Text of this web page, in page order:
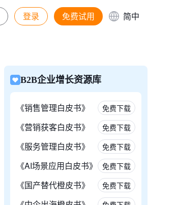
登录 免费试用 简中
B2B企业增长资源库
《销售管理白皮书》 免费下载
《营销获客白皮书》 免费下载
《服务管理白皮书》 免费下载
《AI场景应用白皮书》 免费下载
《国产替代橙皮书》 免费下载